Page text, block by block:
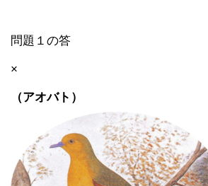
問題１の答
×
（アオバト）